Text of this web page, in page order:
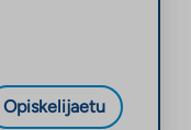
Opiskelijaetu